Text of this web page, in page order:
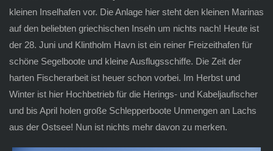
kleinen Inselhafen vor. Die Anlage hier steht den kleinen Marinas
auf den beliebten griechischen Inseln um nichts nach! Heute ist
der 28. Juni und Klintholm Havn ist ein reiner Freizeithafen für
schöne Segelboote und kleine Ausflugsschiffe. Die Zeit der
harten Fischerarbeit ist heuer schon vorbei. Im Herbst und
Winter ist hier Hochbetrieb für die Herings- und Kabeljaufischer
und bis April holen große Schlepperboote Unmengen an Lachs
aus der Ostsee! Nun ist nichts mehr davon zu merken.